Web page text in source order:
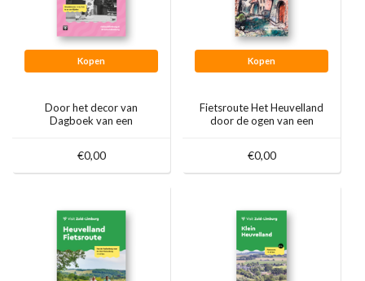
Kopen
Door het decor van
Dagboek van een
€0,00
Kopen
Fietsroute Het Heuvelland
door de ogen van een
€0,00